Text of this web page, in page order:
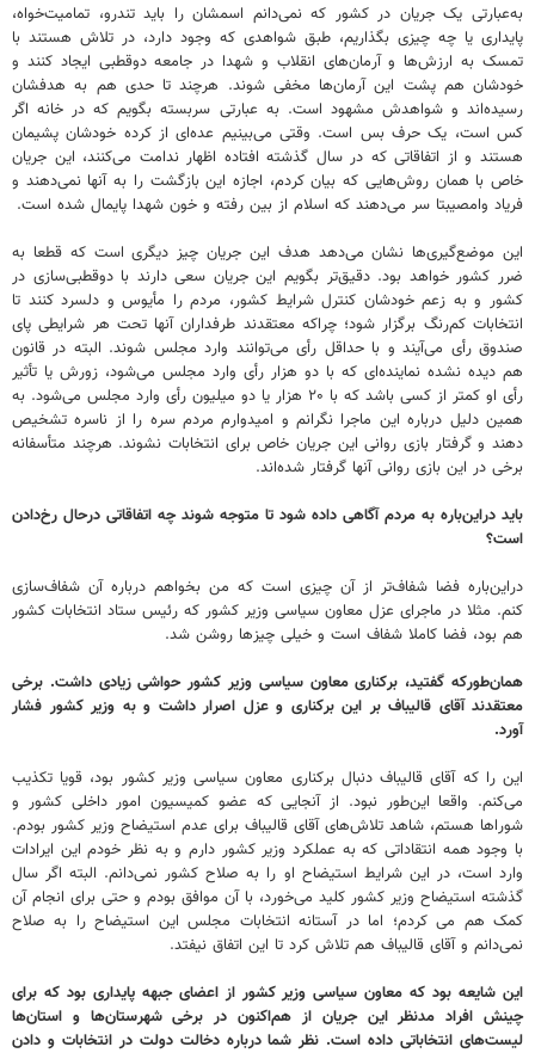
به‌عبارتی یک جریان در کشور که نمی‌دانم اسمشان را باید تندرو، تمامیت‌خواه،
پایداری یا چه چیزی بگذاریم، طبق شواهدی که وجود دارد، در تلاش هستند با
تمسک به ارزش‌ها و آرمان‌های انقلاب و شهدا در جامعه دوقطبی ایجاد کنند و
خودشان هم پشت این آرمان‌ها مخفی شوند. هرچند تا حدی هم به هدفشان
رسیده‌اند و شواهدش مشهود است. به عبارتی سربسته بگویم که در خانه اگر
کس است، یک حرف بس است. وقتی می‌بینیم عده‌ای از کرده خودشان پشیمان
هستند و از اتفاقاتی که در سال گذشته افتاده اظهار ندامت می‌کنند، این جریان
خاص با همان روش‌هایی که بیان کردم، اجازه این بازگشت را به آنها نمی‌دهند و
فریاد وامصیبتا سر می‌دهند که اسلام از بین رفته و خون شهدا پایمال شده است.
این موضع‌گیری‌ها نشان می‌دهد هدف این جریان چیز دیگری است که قطعا به
ضرر کشور خواهد بود. دقیق‌تر بگویم این جریان سعی دارند با دوقطبی‌سازی در
کشور و به زعم خودشان کنترل شرایط کشور، مردم را مأیوس و دلسرد کنند تا
انتخابات کم‌رنگ برگزار شود؛ چراکه معتقدند طرفداران آنها تحت هر شرایطی پای
صندوق رأی می‌آیند و با حداقل رأی می‌توانند وارد مجلس شوند. البته در قانون
هم دیده نشده نماینده‌ای که با دو هزار رأی وارد مجلس می‌شود، زورش یا تأثیر
رأی او کمتر از کسی باشد که با ۲۰ هزار یا دو میلیون رأی وارد مجلس می‌شود. به
همین دلیل درباره این ماجرا نگرانم و امیدوارم مردم سره را از ناسره تشخیص
دهند و گرفتار بازی روانی این جریان خاص برای انتخابات نشوند. هرچند متأسفانه
برخی در این بازی روانی آنها گرفتار شده‌اند.
‌باید دراین‌باره به مردم آگاهی داده شود تا متوجه شوند چه اتفاقاتی درحال رخ‌دادن
است؟
دراین‌باره فضا شفاف‌تر از آن چیزی است که من بخواهم درباره آن شفاف‌سازی
کنم. مثلا در ماجرای عزل معاون سیاسی وزیر کشور که رئیس ستاد انتخابات کشور
هم بود، فضا کاملا شفاف است و خیلی چیزها روشن شد.
‌همان‌طورکه گفتید، برکناری معاون سیاسی وزیر کشور حواشی زیادی داشت. برخی
معتقدند آقای قالیباف بر این برکناری و عزل اصرار داشت و به وزیر کشور فشار
آورد.
این را که آقای قالیباف دنبال برکناری معاون سیاسی وزیر کشور بود، قویا تکذیب
می‌کنم. واقعا این‌طور نبود. از آنجایی که عضو کمیسیون امور داخلی کشور و
شوراها هستم، شاهد تلاش‌های آقای قالیباف برای عدم استیضاح وزیر کشور بودم.
با وجود همه انتقاداتی که به عملکرد وزیر کشور دارم و به نظر خودم این ایرادات
وارد است، در این شرایط استیضاح او را به صلاح کشور نمی‌دانم. البته اگر سال
گذشته استیضاح وزیر کشور کلید می‌خورد، با آن موافق بودم و حتی برای انجام آن
کمک هم می‌ کردم؛ اما در آستانه انتخابات مجلس این استیضاح را به صلاح
نمی‌دانم و آقای قالیباف هم تلاش کرد تا این اتفاق نیفتد.
‌این شایعه بود که معاون سیاسی وزیر کشور از اعضای جبهه پایداری بود که برای
چینش افراد مدنظر این جریان از هم‌اکنون در برخی شهرستان‌ها و استان‌ها
لیست‌های انتخاباتی داده است. نظر شما درباره دخالت دولت در انتخابات و دادن